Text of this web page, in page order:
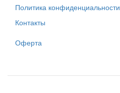
Политика конфиденциальности
Контакты
Оферта